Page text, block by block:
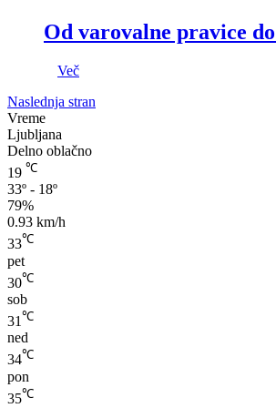
Od varovalne pravice
Več
Naslednja stran
Vreme
Ljubljana
Delno oblačno
19 ℃
33º - 18º
79%
0.93 km/h
33℃
pet
30℃
sob
31 ℃
ned
34℃
pon
35℃